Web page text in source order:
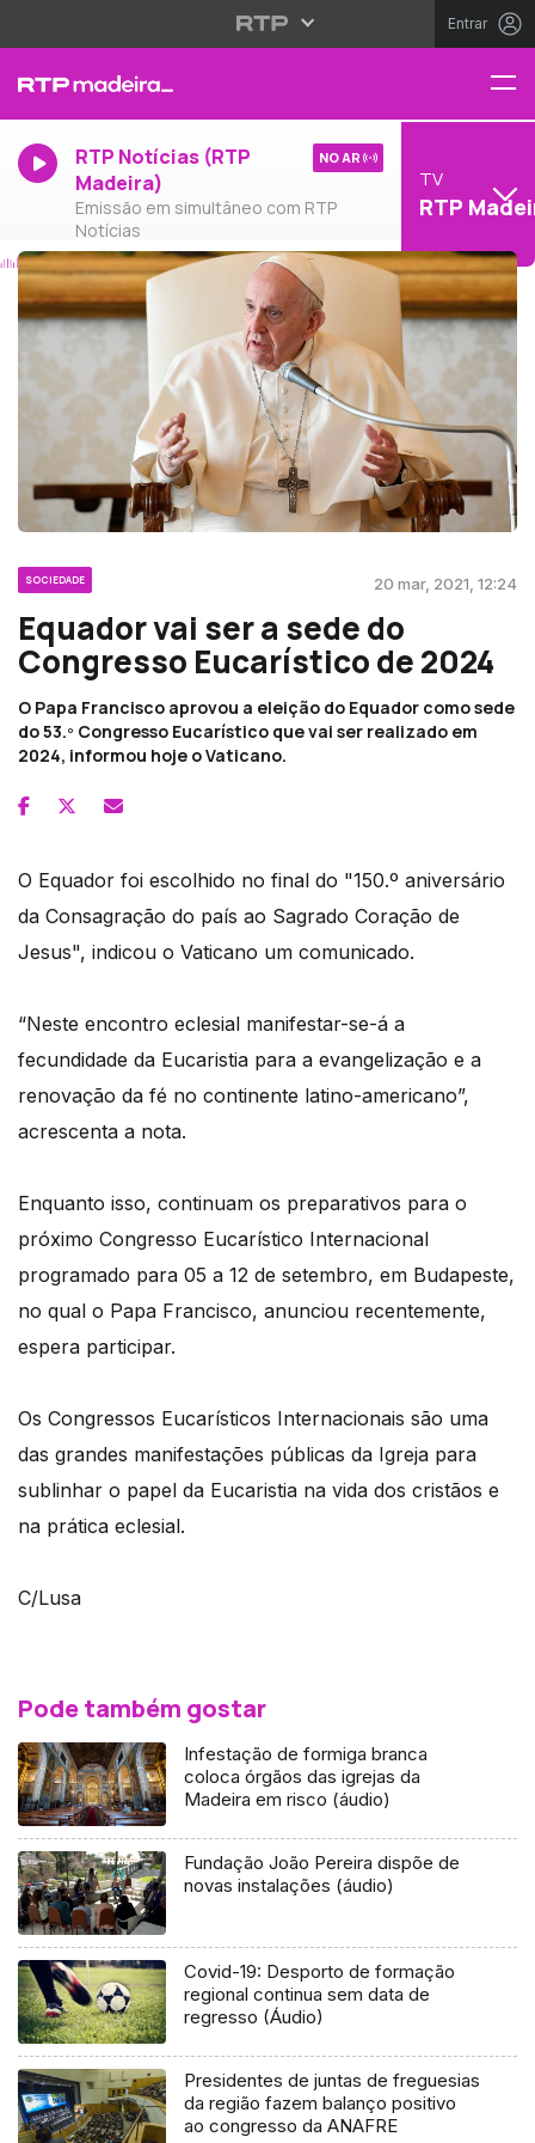
Entrar
RTP Notícias (RTP
Madeira)
Emissão em simultâneo com RTP
Notícias
NO AR
TV
RTP
SOCIEDADE 20 mar, 2021, 12:24
Equador vai ser a sede do
Congresso Eucarístico de 2024
O Papa Francisco aprovou a eleição do Equador como sede
do 53.º Congresso Eucarístico que vai ser realizado em
2024, informou hoje o Vaticano.
O Equador foi escolhido no final do "150.º aniversário
da Consagração do país ao Sagrado Coração de
Jesus", indicou o Vaticano um comunicado.
“Neste encontro eclesial manifestar-se-á a
fecundidade da Eucaristia para a evangelização e a
renovação da fé no continente latino-americano”,
acrescenta a nota.
Enquanto isso, continuam os preparativos para o
próximo Congresso Eucarístico Internacional
programado para 05 a 12 de setembro, em Budapeste,
no qual o Papa Francisco, anunciou recentemente,
espera participar.
Os Congressos Eucarísticos Internacionais são uma
das grandes manifestações públicas da Igreja para
sublinhar o papel da Eucaristia na vida dos cristãos e
na prática eclesial.
C/Lusa
Pode também gostar
Infestação de formiga branca
coloca órgãos das igrejas da
Madeira em risco (áudio)
Fundação João Pereira dispõe de
novas instalações (áudio)
Covid-19: Desporto de formação
regional continua sem data de
regresso (Áudio)
Presidentes de juntas de freguesias
da região fazem balanço positivo
ao congresso da ANAFRE